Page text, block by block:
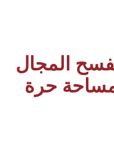
المجال
مساحة حرة